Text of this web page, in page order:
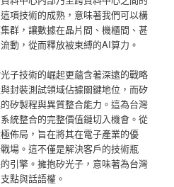
項技術的成熟，意味著我們可以構
群，讓數據在晶片間、機櫃間、甚
動，從而釋放被束縛的AI算力。
子技術的崛起更蘊含著深遠的戰略
封裝測試領域佔據關鍵地位，而矽
矽製程與異質整合能力。這為台灣
統整合的完整價值鏈切入機會。從
佈局，旨在將其在電子產業的優
場。這不僅是解決客戶的技術瓶
引擎。擁抱矽光子，意味著為台灣
點與話語權。